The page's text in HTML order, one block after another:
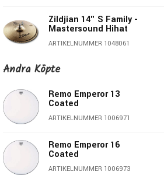
Zildjian 14" S Family -
Mastersound Hihat
ARTIKELNUMMER 1048061
Meinl CC14PH-B
Brilliant
ARTIKELNUMMER 1071499
Hi-hat
ARTIKELNUMMER 1048060
Andra Köpte
Remo Emperor 13
Coated
ARTIKELNUMMER 1006971
Remo Emperor 16
Coated
ARTIKELNUMMER 1006973